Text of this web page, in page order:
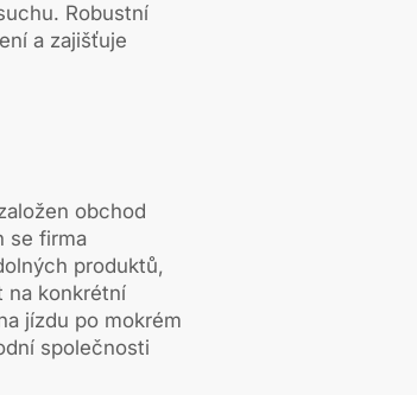
Robustní
a zajišťuje
obchod
se firma
produktů,
na konkrétní
jízdu po mokrém
společnosti